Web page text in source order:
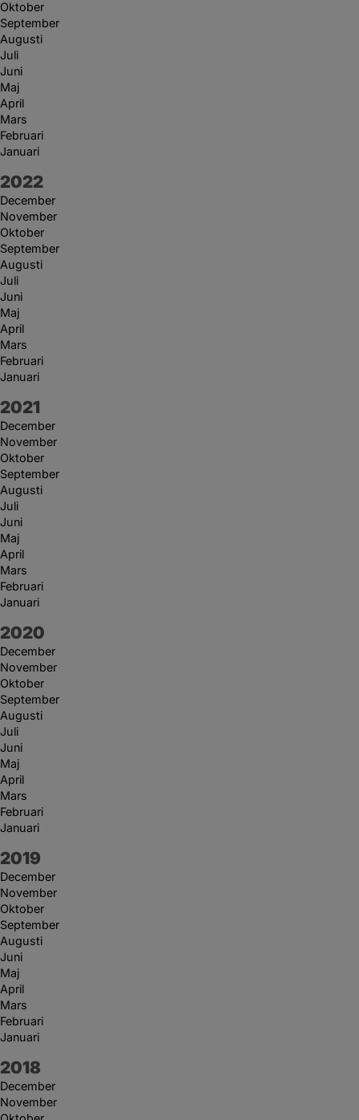
Oktober
September
Augusti
Juli
Juni
Maj
April
Mars
Februari
Januari
År:
2022
December
November
Oktober
September
Augusti
Juli
Juni
Maj
April
Mars
Februari
Januari
År:
2021
December
November
Oktober
September
Augusti
Juli
Juni
Maj
April
Mars
Februari
Januari
År:
2020
December
November
Oktober
September
Augusti
Juli
Juni
Maj
April
Mars
Februari
Januari
År:
2019
December
November
Oktober
September
Augusti
Juni
Maj
April
Mars
Februari
Januari
År:
2018
December
November